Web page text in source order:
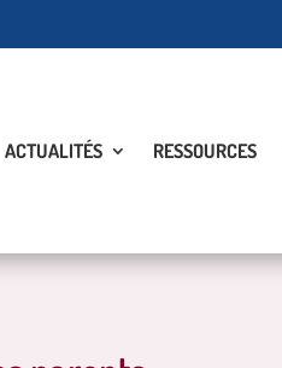
ACTUALITÉS RESSOURCES